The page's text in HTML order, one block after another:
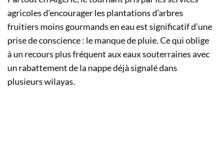
agricoles d’encourager les plantations d’arbres
fruitiers moins gourmands en eau est significatif d’une
prise de conscience : le manque de pluie. Ce qui oblige
à un recours plus fréquent aux eaux souterraines avec
un rabattement de la nappe déjà signalé dans
plusieurs wilayas.